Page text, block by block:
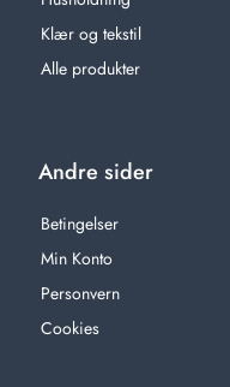
Klær og tekstil
Alle produkter
Andre sider
Betingelser
Min Konto
Personvern
Cookies